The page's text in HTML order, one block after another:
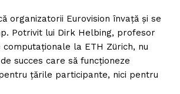
organizatorii Eurovision învață și se
Potrivit lui Dirk Helbing, profesor
la ETH Zürich, nu
succes care să funcționeze
țările participante, nici pentru